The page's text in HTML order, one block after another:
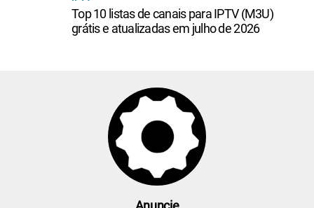
Top 10 listas de canais para IPTV (M3U)
grátis e atualizadas em julho de 2026